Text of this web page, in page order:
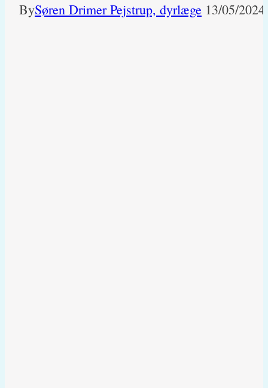
BySøren Drimer Pejstrup, dyrlæge 13/05/2024